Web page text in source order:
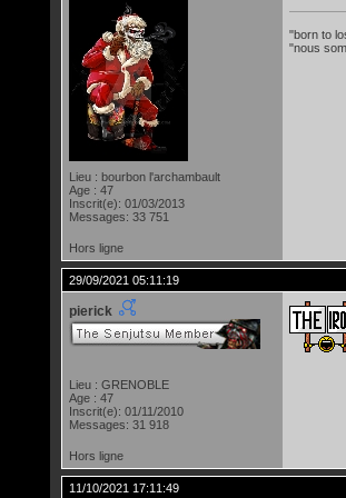
Lieu : bourbon l'archambault
Age : 47
Inscrit(e): 01/03/2013
Messages: 33 751
"born to
"nous
Hors ligne
29/09/2021 05:11:19
pierick
Lieu : GRENOBLE
Age : 47
Inscrit(e): 01/11/2010
Messages: 31 918
Hors ligne
11/10/2021 17:11:49